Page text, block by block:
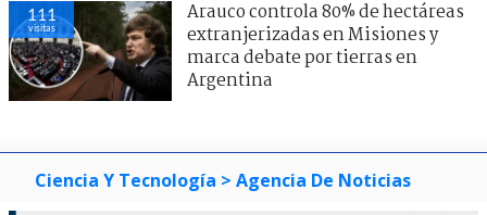
111
visitas
Arauco controla 80% de hectáreas
extranjerizadas en Misiones y
marca debate por tierras en
Argentina
Ciencia Y Tecnología > Agencia De Noticias